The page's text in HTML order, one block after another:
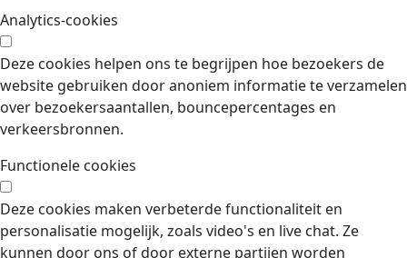
Analytics-cookies
Deze cookies helpen ons te begrijpen hoe bezoekers de
website gebruiken door anoniem informatie te verzamelen
over bezoekersaantallen, bouncepercentages en
verkeersbronnen.
Functionele cookies
Deze cookies maken verbeterde functionaliteit en
personalisatie mogelijk, zoals video's en live chat. Ze
kunnen door ons of door externe partijen worden